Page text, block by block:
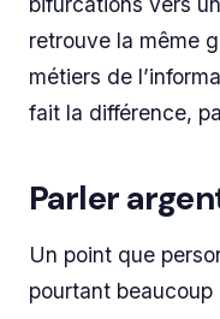
retrouve la même
métiers de
fait la différence,
Parler
Un point que
pourtant beaucoup